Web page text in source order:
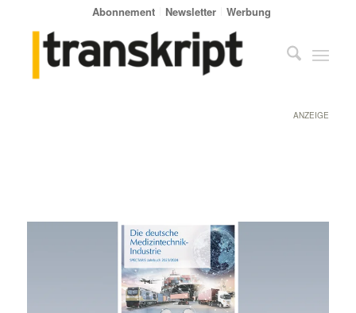
Abonnement Newsletter Werbung
ANZEIGE